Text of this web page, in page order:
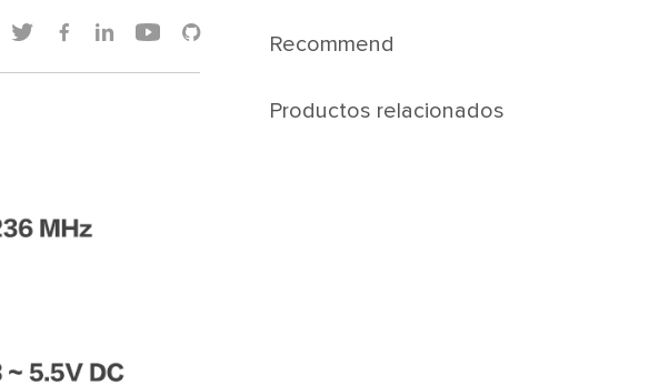
    
Recommend
Productos relacionados